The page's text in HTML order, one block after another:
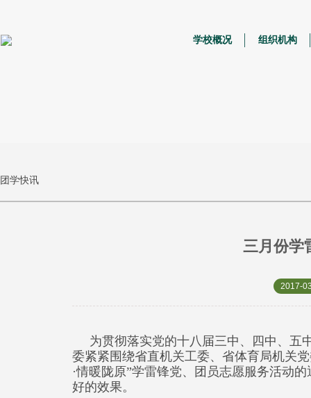
学校概况 组织机构
团学快讯
三月份学
2017-
为贯彻落实党的十八届三中、四中、五
委紧紧围绕省直机关工委、省体育局机关
·情暖陇原”学雷锋党、团员志愿服务活动
好的效果。